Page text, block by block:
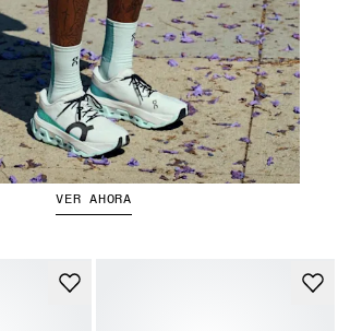
cortos de running
VER AHORA